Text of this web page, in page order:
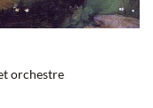
orchestre